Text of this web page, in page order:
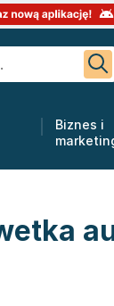
Biznes i